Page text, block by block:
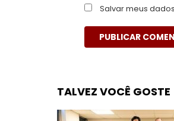
Salvar meus
TALVEZ VOCÊ GOSTE